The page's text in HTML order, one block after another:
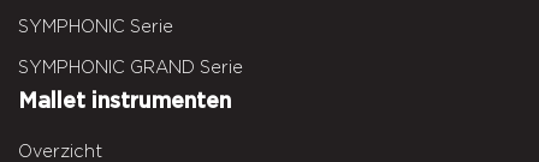
SYMPHONIC Serie
SYMPHONIC GRAND Serie
Mallet instrumenten
Overzicht